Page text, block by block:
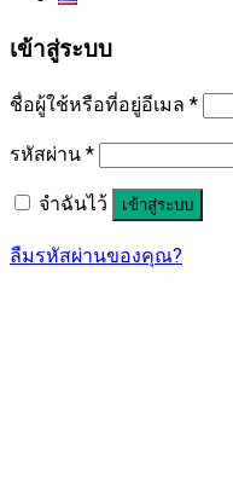
เข้าสู่ระบบ
ชื่อผู้ใช้หรือที่อยู่อีเมล *
รหัสผ่าน *
จำฉันไว้ เข้าสู่ระบบ
ลืมรหัสผ่านของคุณ?